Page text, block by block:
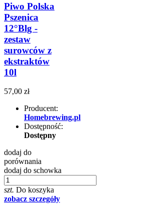
Piwo Polska
Pszenica
12°Blg -
zestaw
surowców z
ekstraktów
10l
57,00 zł
Producent:
Homebrewing.pl
Dostępność:
Dostępny
dodaj do
porównania
dodaj do schowka
szt. Do koszyka
zobacz szczegóły